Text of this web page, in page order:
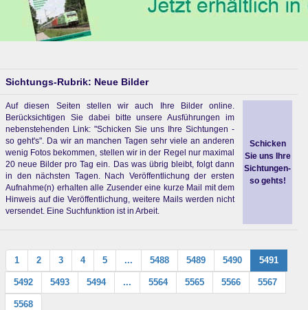
Sichtungs-Rubrik: Neue Bilder
Auf diesen Seiten stellen wir auch Ihre Bilder online.
Berücksichtigen Sie dabei bitte unsere Ausführungen im
nebenstehenden Link: "Schicken Sie uns Ihre Sichtungen -
so geht's". Da wir an manchen Tagen sehr viele an anderen
wenig Fotos bekommen, stellen wir in der Regel nur maximal
20 neue Bilder pro Tag ein. Das was übrig bleibt, folgt dann
in den nächsten Tagen. Nach Veröffentlichung der ersten
Aufnahme(n) erhalten alle Zusender eine kurze Mail mit dem
Hinweis auf die Veröffentlichung, weitere Mails werden nicht
versendet. Eine Suchfunktion ist in Arbeit.
Schicken
Sie uns Ihre
Sichtungen-
so gehts!
1 2 3 4 5 ... 5488 5489 5490 5491
5492 5493 5494 ... 5564 5565 5566 5567
5568